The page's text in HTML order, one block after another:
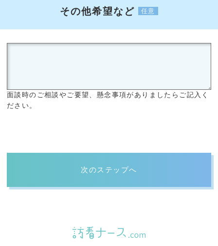
その他希望など 任意
面談時のご相談やご要望、懸念事項がありましたらご記入く
ださい。
次のステップへ